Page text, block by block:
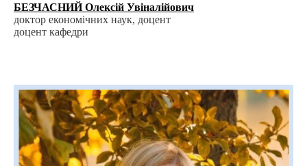
БЕЗЧАСНИЙ Олексій Увіналійович
доктор економічних наук, доцент
доцент кафедри